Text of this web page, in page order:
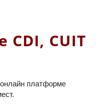
CDI, CUIT
платформе